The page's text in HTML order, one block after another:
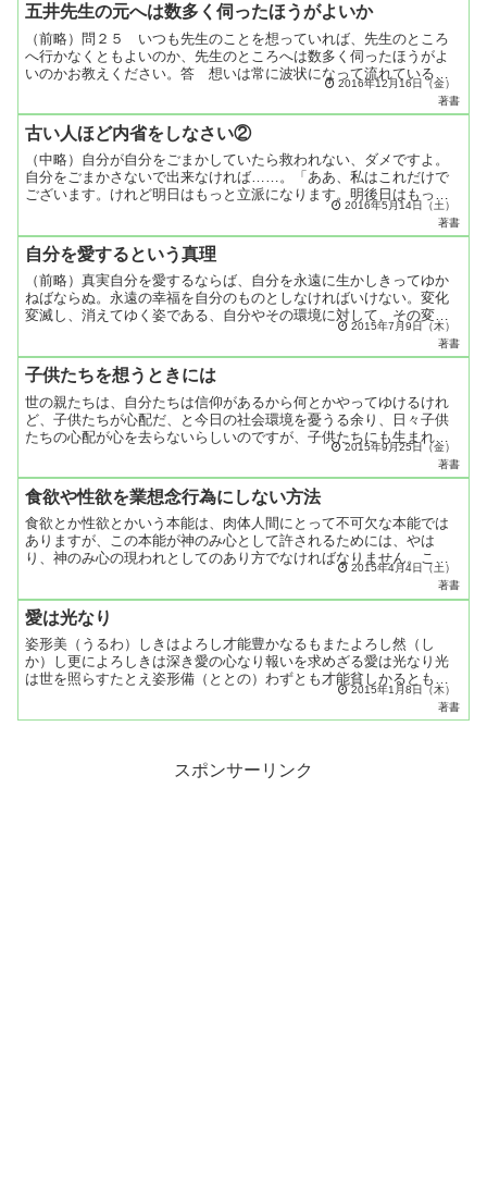
五井先生の元へは数多く伺ったほうがよいか
（前略）問２５ いつも先生のことを想っていれば、先生のところ
へ行かなくともよいのか、先生のところへは数多く伺ったほうがよ
いのかお教えください。答 想いは常に波状になって流れているの
で、私を想えば、その想いは私のところへ必ず達します。信者の
2016年12月16日（金）
著書
古い人ほど内省をしなさい②
（中略）自分が自分をごまかしていたら救われない、ダメですよ。
自分をごまかさないで出来なければ……。「ああ、私はこれだけで
ございます。けれど明日はもっと立派になります。明後日はもっと
立派になります」そういうふうに（※内側の守護霊守護神に対し
2016年5月14日（土）
著書
自分を愛するという真理
（前略）真実自分を愛するならば、自分を永遠に生かしきってゆか
ねばならぬ。永遠の幸福を自分のものとしなければいけない。変化
変滅し、消えてゆく姿である、自分やその環境に対して、その変化
変滅の中での楽しみを自分のものにしようとする、そういう消え
2015年7月9日（木）
著書
子供たちを想うときには
世の親たちは、自分たちは信仰があるから何とかやってゆけるけれ
ど、子供たちが心配だ、と今日の社会環境を憂うる余り、日々子供
たちの心配が心を去らないらしいのですが、子供たちにも生まれる
前から守護の神霊がついていらして、瞬時も欠かさず子供たちを
2015年9月25日（金）
著書
食欲や性欲を業想念行為にしない方法
食欲とか性欲とかいう本能は、肉体人間にとって不可欠な本能では
ありますが、この本能が神のみ心として許されるためには、やは
り、神のみ心の現われとしてのあり方でなければなりません。これ
は根本的な人間観、人生観のいかんによって定まってしまいます。
2015年4月4日（土）
著書
愛は光なり
姿形美（うるわ）しきはよろし才能豊かなるもまたよろし然（し
か）し更によろしきは深き愛の心なり報いを求めざる愛は光なり光
は世を照らすたとえ姿形備（ととの）わずとも才能貧しかるとも愛
の心深き人はまこと神の子なり偽善は愛ならず自らの光を蔽う業
2015年1月8日（木）
著書
スポンサーリンク